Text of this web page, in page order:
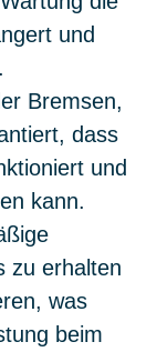
und
Bremsen,
dass
und
kann.
zu erhalten
was
beim